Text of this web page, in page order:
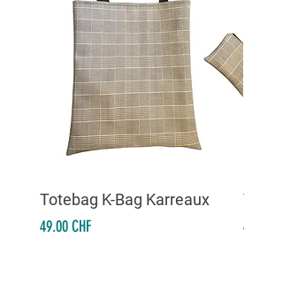
Totebag K-Bag Karreaux
Prix
49.00 CHF Prix
49.00